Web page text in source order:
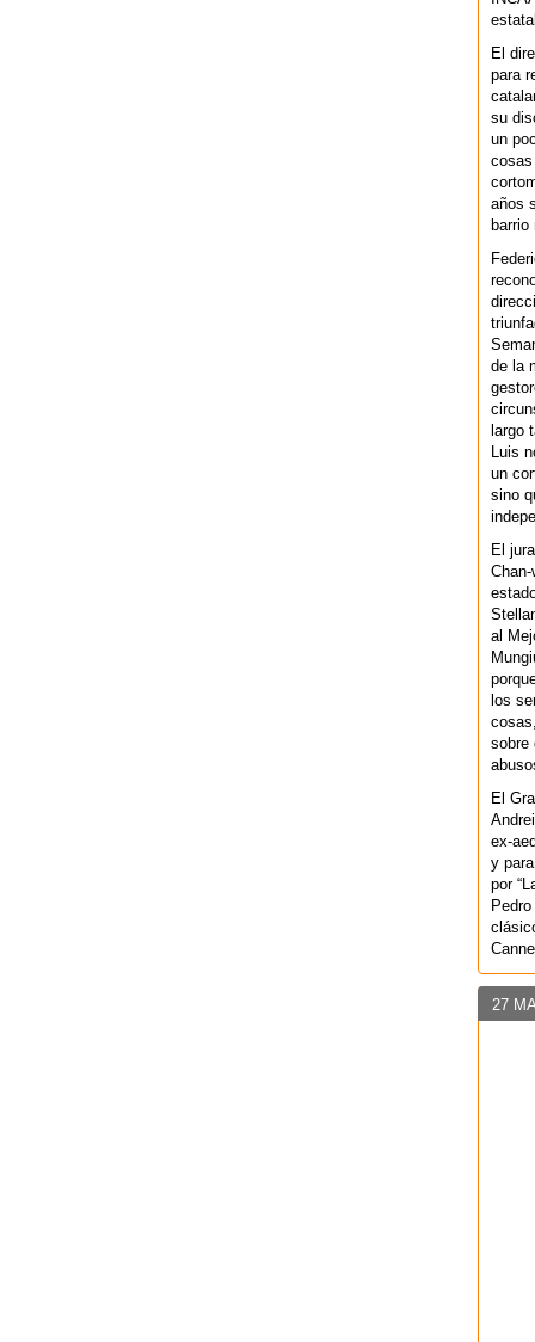
El
para
su
un
cosas
años
de la
largo
Luis
un
sino
El
al
los
sobre
El
ex-
y
por
27